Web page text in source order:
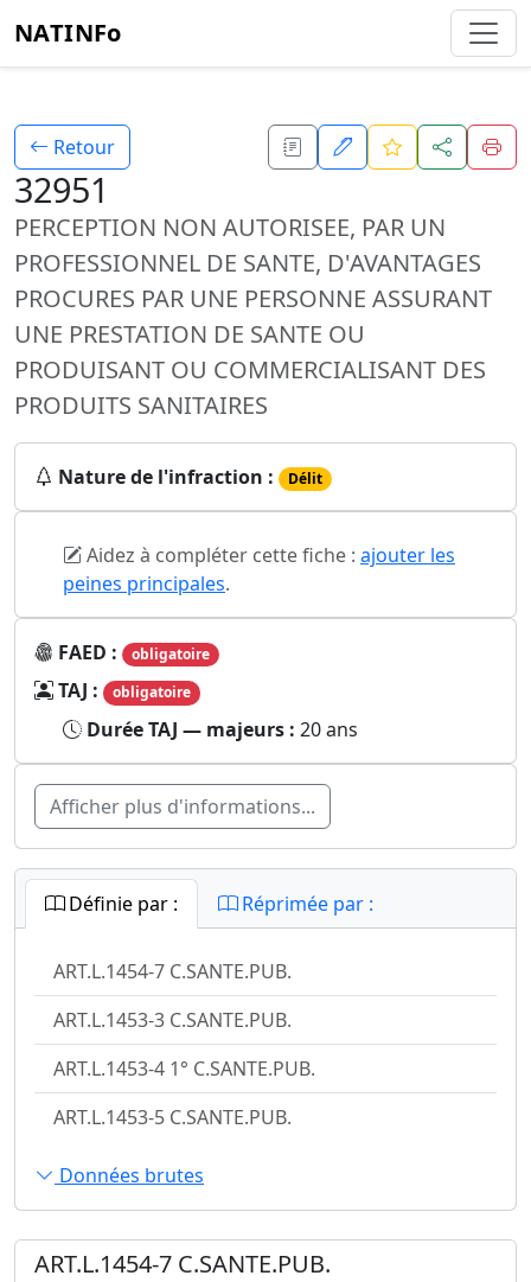
NATINFo
Retour
32951
PERCEPTION NON AUTORISEE, PAR UN
PROFESSIONNEL DE SANTE, D'AVANTAGES
PROCURES PAR UNE PERSONNE ASSURANT
UNE PRESTATION DE SANTE OU
PRODUISANT OU COMMERCIALISANT DES
PRODUITS SANITAIRES
Nature de l'infraction : Délit
Aidez à compléter cette fiche : ajouter les
peines principales.
FAED : obligatoire
TAJ : obligatoire
Durée TAJ — majeurs : 20 ans
Afficher plus d'informations...
Définie par : Réprimée par :
ART.L.1454-7 C.SANTE.PUB.
ART.L.1453-3 C.SANTE.PUB.
ART.L.1453-4 1° C.SANTE.PUB.
ART.L.1453-5 C.SANTE.PUB.
Données brutes
ART.L.1454-7 C.SANTE.PUB.